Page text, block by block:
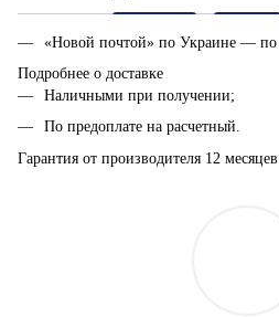
«Новой почтой» по Украине — по
Подробнее о доставке
Наличными при получении;
По предоплате на расчетный.
Гарантия от производителя 12 месяцев